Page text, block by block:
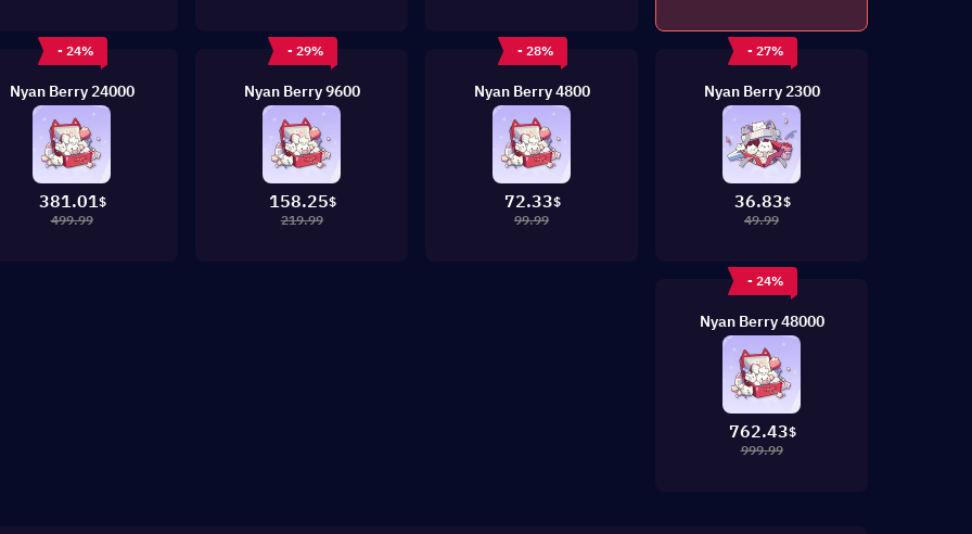
- 27%
2300 Nyan Berry
$
36.83
49.99
- 28%
4800 Nyan Berry
$
72.33
99.99
- 29%
9600 Nyan Berry
$
158.25
219.99
- 24%
24000 Nyan Berry
$
381.01
499.99
- 24%
48000 Nyan Berry
$
762.43
999.99